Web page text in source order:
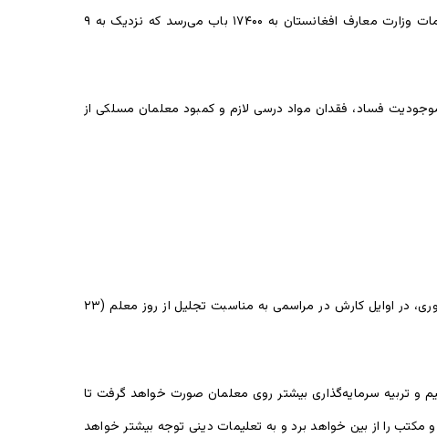
مشغول فراگیری آموزش شدند. چنانچه در سال ۱۳۸۰ هـ ش، ۳۳۸۹ مکتب در افغانستان فعال بود؛ اما اکنون این رقم نظر به معلومات وزارت معارف افغانستان به ۱۷۴۰۰ باب می‌رسد که نزدیک به ۹
فساد، فقدان مواد درسی لازم و کمبود معلمان مسلکی از
بهبود وضعیت معارف یکی از شعارهای برجستۀ رئیس جمهور غنی در زمان پیکارهای انتخاباتی بود و با رسیدن او به کرسی ریاست جمهوری، در اوایل کار‌ش در مراسمی به مناسبت تجلیل از روز معلم (۲۳
تربیه سرمایه‌گذاری بیشتر روی معلمان صورت خواهد گرفت تا
را از بین خواهد برد و به تعلیمات دینی توجه بیشتر خواهد